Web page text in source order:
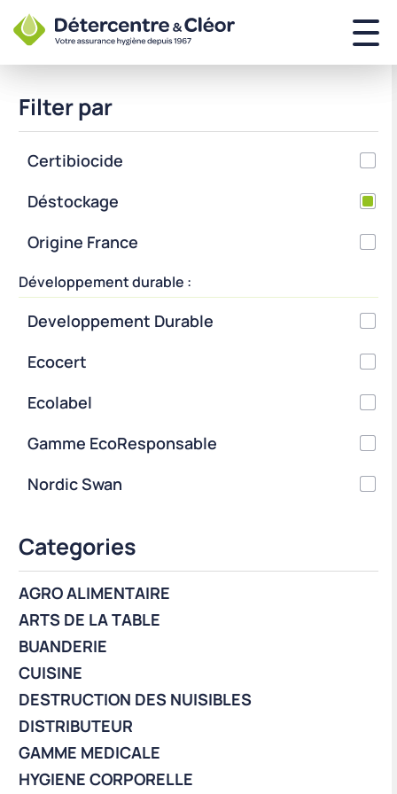
Filter par
Certibiocide
Déstockage
Origine France
Développement durable :
Developpement Durable
Ecocert
Ecolabel
Gamme EcoResponsable
Nordic Swan
Categories
AGRO ALIMENTAIRE
ARTS DE LA TABLE
BUANDERIE
CUISINE
DESTRUCTION DES NUISIBLES
DISTRIBUTEUR
GAMME MEDICALE
HYGIENE CORPORELLE